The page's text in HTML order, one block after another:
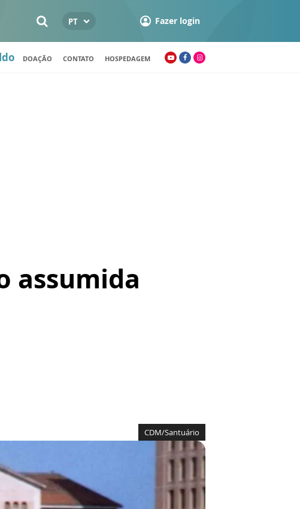
PT Fazer login
DOAÇÃO CONTATO HOSPEDAGEM
assumida
CDM/Santuário